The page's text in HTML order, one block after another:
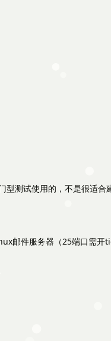
测试使用的，不是很适
邮件服务器（25端口需